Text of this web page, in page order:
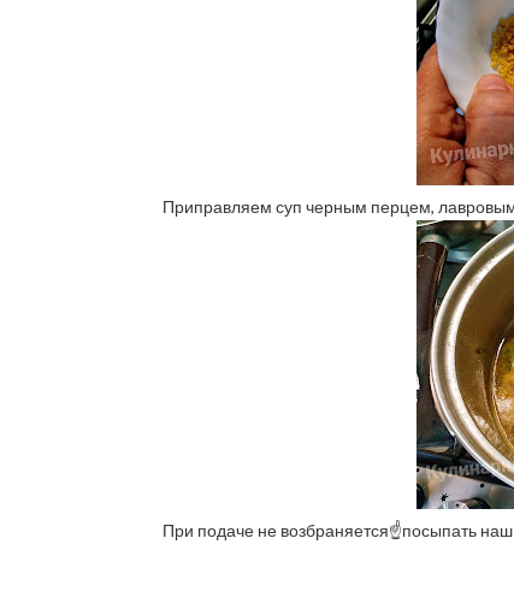
Приправляем суп черным перцем,
При подаче не возбраняется☝️посыпать